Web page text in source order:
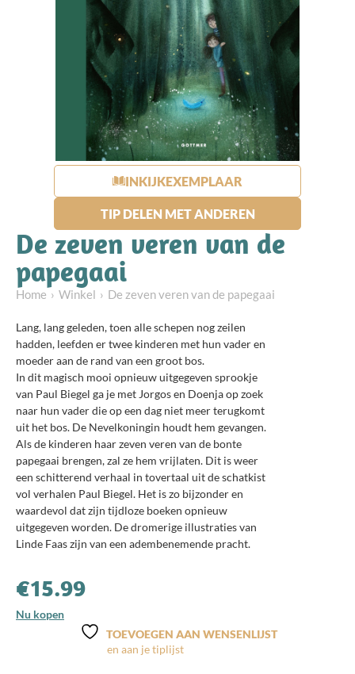
INKIJKEXEMPLAAR
TIP DELEN MET ANDEREN
De zeven veren van de
papegaai
Home Winkel De zeven veren van de papegaai
Lang, lang geleden, toen alle schepen nog zeilen
hadden, leefden er twee kinderen met hun vader en
moeder aan de rand van een groot bos.
In dit magisch mooi opnieuw uitgegeven sprookje
van Paul Biegel ga je met Jorgos en Doenja op zoek
naar hun vader die op een dag niet meer terugkomt
uit het bos. De Nevelkoningin houdt hem gevangen.
Als de kinderen haar zeven veren van de bonte
papegaai brengen, zal ze hem vrijlaten. Dit is weer
een schitterend verhaal in tovertaal uit de schatkist
vol verhalen Paul Biegel. Het is zo bijzonder en
waardevol dat zijn tijdloze boeken opnieuw
uitgegeven worden. De dromerige illustraties van
Linde Faas zijn van een adembenemende pracht.
€15.99
Nu kopen
TOEVOEGEN AAN WENSENLIJST